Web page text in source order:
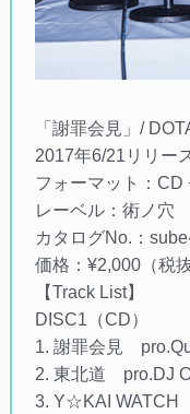
「謝罪会見」/
2017年6/21リリー
フォーマット：CD
レーベル：術ノ穴
カタログNo.：
価格：¥2,000（税抜
【Track List】
DISC1（CD）
1. 謝罪会見
2. 東北道 pro.DJ
3. Y☆KAI WATCH